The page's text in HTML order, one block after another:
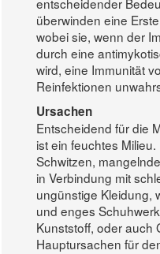
überwinden eine
wobei sie, wenn der
durch eine
wird, eine Immunität
Reinfektionen
Ursachen
Entscheidend für die
ist ein feuchtes
Schwitzen,
in Verbindung mit
ungünstige Kleidung,
und enges
Kunststoff, oder auch
Hauptursachen für